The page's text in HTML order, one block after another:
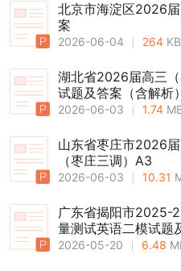
北京市海淀区2026
案
2026-06-04 264 KB
湖北省2026届高三
试题及答案（含解析）
2026-06-03 1.74
山东省枣庄市2026
（枣庄三调）A3
2026-06-03 10.31
广东省揭阳市2025-
量测试英语二模试题
2026-05-20 6.48